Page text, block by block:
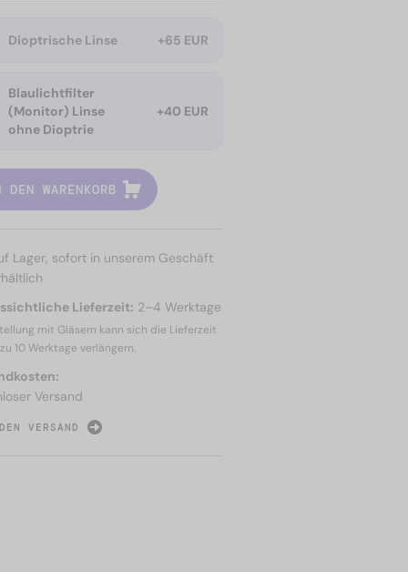
Dioptrische Linse +65 EUR
Blaulichtfilter
(Monitor) Linse
ohne Dioptrie
+40 EUR
WARENKORB
Lager, sofort in unserem Geschäft
Lieferzeit: 2–4 Werktage
mit Gläsern kann sich die Lieferzeit
10 Werktage verlängern.
Versand
VERSAND